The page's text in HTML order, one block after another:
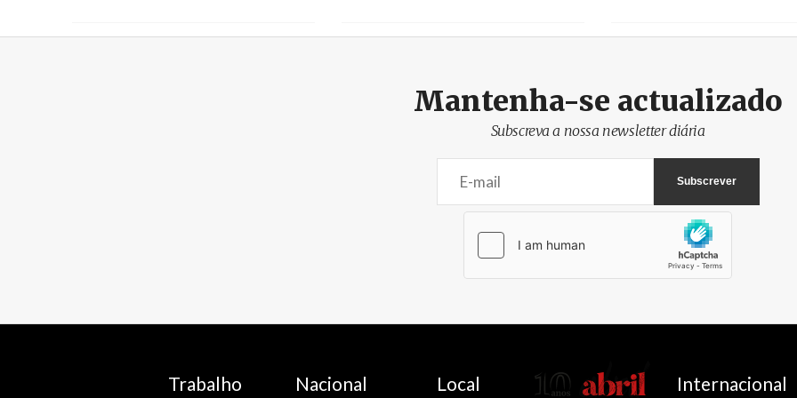
Mantenha-se actualizado
Subscreva a nossa newsletter diária
Trabalho Nacional Local AbrilAbril Internacional